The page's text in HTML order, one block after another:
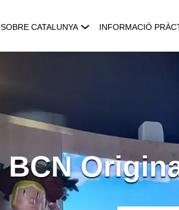
SOBRE CATALUNYA INFORMACIÓ
BCN